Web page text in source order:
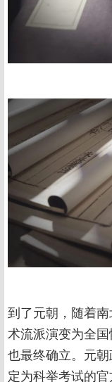
到了元朝，随着
术流派演变为全
也最终确立。元
定为科举考试的